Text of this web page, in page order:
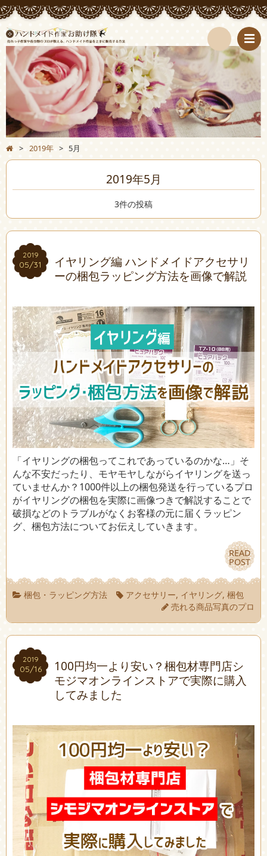
検
索
> 2019年 > 5月
2019年5月
3件の投稿
2019
05/31
2019
05/31
イヤリング編 ハンドメイドアクセサリ
ーの梱包ラッピング方法を画像で解説
「イヤリングの梱包ってこれであっているのかな…」そ
んな不安だったり、モヤモヤしながらイヤリングを送っ
ていませんか？1000件以上の梱包発送を行っているプロ
がイヤリングの梱包を実際に画像つきで解説することで
破損などのトラブルがなくお客様の元に届くラッピン
グ、梱包方法についてお伝えしていきます。
READ
POST
READ
POST
梱包・ラッピング方法 アクセサリー, イヤリング,梱包
売れる商品写真のプロ
2019
05/16
2019
05/16
100円均一より安い？梱包材専門店シ
モジマオンラインストアで実際に購入
してみました